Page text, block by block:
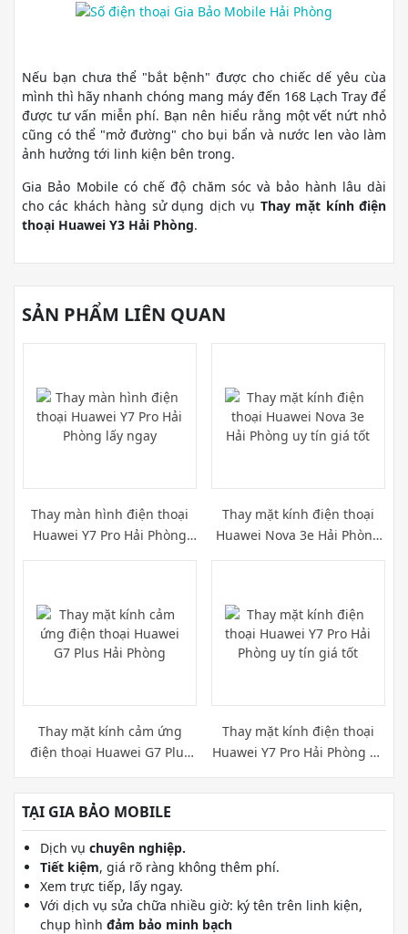
Nếu bạn chưa thể "bắt bệnh" được cho chiếc dế yêu cùa
mình thì hãy nhanh chóng mang máy đến 168 Lạch Tray để
được tư vấn miễn phí. Bạn nên hiểu rằng một vết nứt nhỏ
cũng có thể "mở đường" cho bụi bẩn và nước len vào làm
ảnh hưởng tới linh kiện bên trong.
Gia Bảo Mobile có chế độ chăm sóc và bảo hành lâu dài
cho các khách hàng sử dụng dịch vụ Thay mặt kính điện
thoại Huawei Y3 Hải Phòng.
SẢN PHẨM LIÊN QUAN
Thay màn hình điện thoại
Huawei Y7 Pro Hải Phòng
Thay mặt kính điện thoại
Huawei Nova 3e Hải Phòng
Thay mặt kính cảm ứng
điện thoại Huawei G7 Plus
Hải Phòng
Thay mặt kính điện thoại
Huawei Y7 Pro Hải Phòng uy
tín giá tốt
TẠI GIA BẢO MOBILE
Dịch vụ chuyên nghiệp.
Tiết kiệm, giá rõ ràng không thêm phí.
Xem trực tiếp, lấy ngay.
Với dịch vụ sửa chữa nhiều giờ: ký tên trên linh kiện,
chụp hình đảm bảo minh bạch